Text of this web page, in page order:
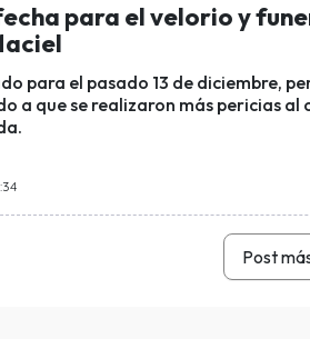
para el velorio y
para el pasado 13 de diciembre,
a que se realizaron más pericias al
Post